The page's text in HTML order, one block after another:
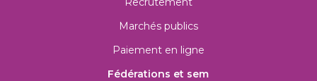
Marchés publics
Paiement en ligne
Fédérations et sem